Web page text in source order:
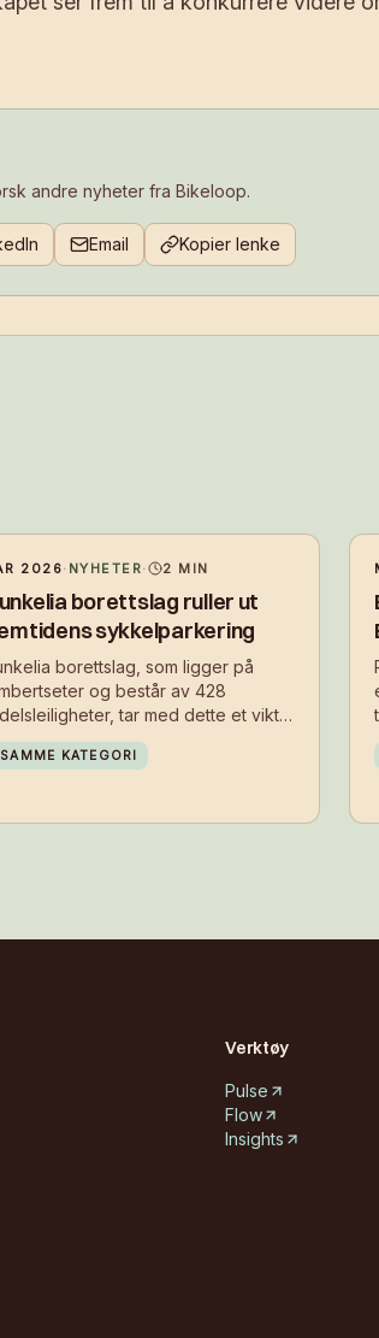
andre nyheter fra Bikeloop.
Email Kopier lenke
2026· NYHETER· 2 MIN
borettslag ruller ut
sykkelparkering
borettslag, som ligger på
og består av 428
tar med dette et viktig
mot å gjøre det enklere og
for beboere å velge sykkelen
SAMME KATEGORI
Verktøy
Pulse
Flow
Insights